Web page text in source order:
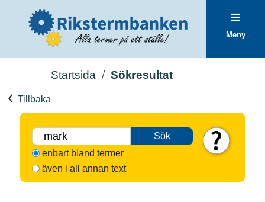
Meny
Startsida Sökresultat
Tillbaka
Sök
enbart bland termer
även i all annan text